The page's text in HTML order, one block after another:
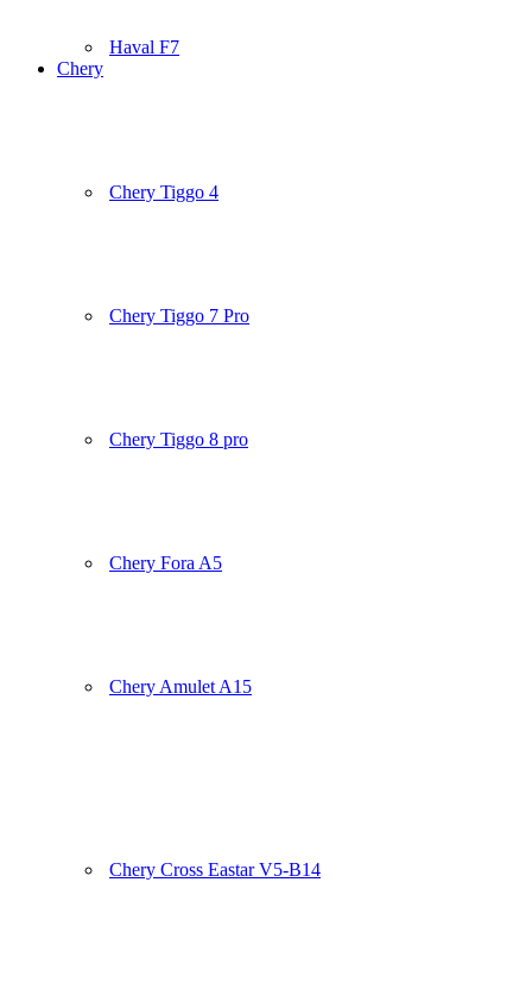
Haval F7
Chery
Chery Tiggo 4
Chery Tiggo 7 Pro
Chery Tiggo 8 pro
Chery Fora A5
Chery Amulet A15
Chery Cross Eastar V5-B14